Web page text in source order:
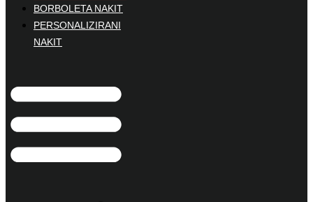
BORBOLETA NAKIT
PERSONALIZIRANI
NAKIT